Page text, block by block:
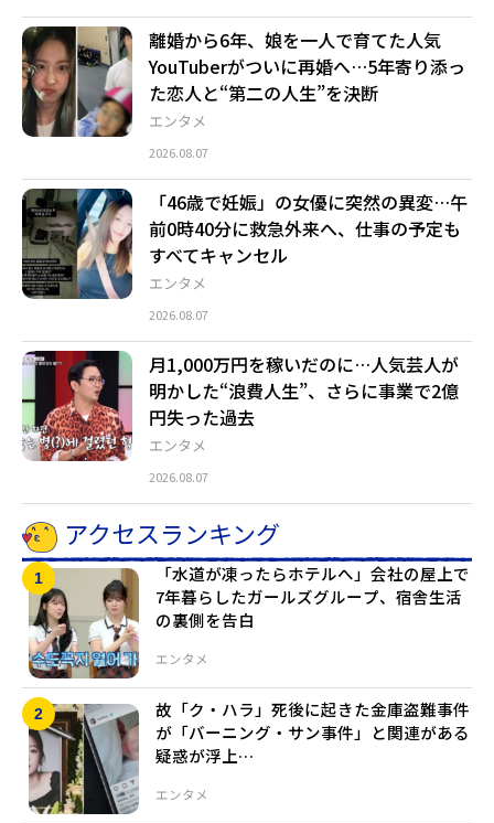
エンタメ
離婚から6年、娘を一人で育てた人気
YouTuberがついに再婚へ…5年寄り添っ
た恋人と“第二の人生”を決断
2026.08.07
エンタメ
「46歳で妊娠」の女優に突然の異変…午
前0時40分に救急外来へ、仕事の予定も
すべてキャンセル
2026.08.07
エンタメ
月1,000万円を稼いだのに…人気芸人が
明かした“浪費人生”、さらに事業で2億
円失った過去
2026.08.07
アクセスランキング
エンタメ
「水道が凍ったらホテルへ」会社の屋上で
7年暮らしたガールズグループ、宿舎生活
の裏側を告白
エンタメ
故「ク・ハラ」死後に起きた金庫盗難事件
が「バーニング・サン事件」と関連がある
疑惑が浮上…